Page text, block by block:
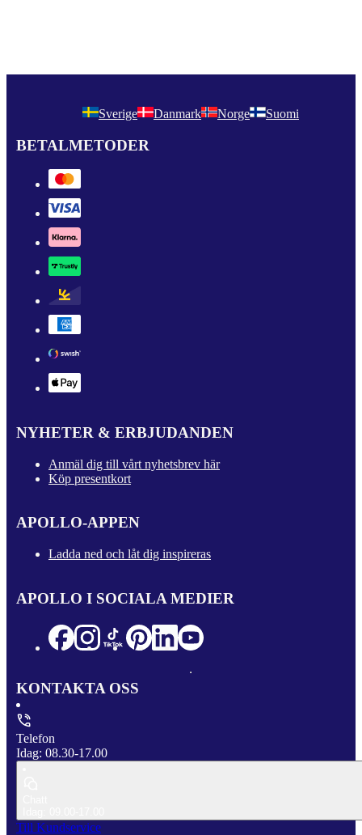
Sverige Danmark Norge Suomi
BETALMETODER
NYHETER & ERBJUDANDEN
Anmäl dig till vårt nyhetsbrev här
Köp presentkort
APOLLO-APPEN
Ladda ned och låt dig inspireras
APOLLO I SOCIALA MEDIER
KONTAKTA OSS
Telefon
Idag: 08.30-17.00
Till Kundservice